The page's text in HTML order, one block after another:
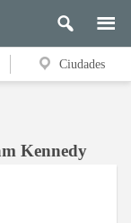
Ciudades
Kennedy